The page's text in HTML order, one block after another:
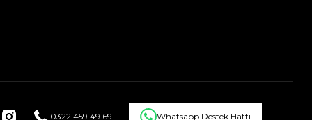
0322 459 49 69 Whatsapp Destek Hattı